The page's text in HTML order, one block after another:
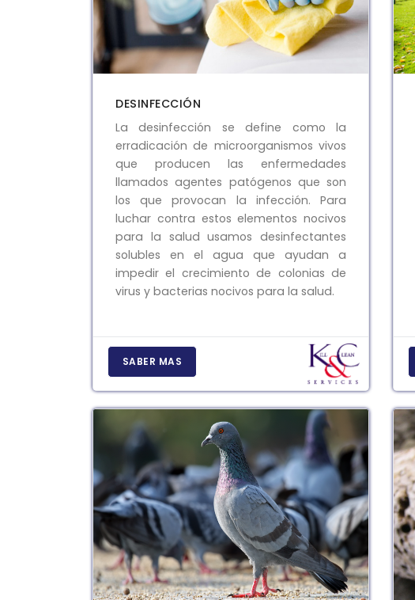
DESINFECCIÓN
La desinfección se define como la
erradicación de microorganismos vivos
que producen las enfermedades
llamados agentes patógenos que son
los que provocan la infección. Para
luchar contra estos elementos nocivos
para la salud usamos desinfectantes
solubles en el agua que ayudan a
impedir el crecimiento de colonias de
virus y bacterias nocivos para la salud.
SABER MAS